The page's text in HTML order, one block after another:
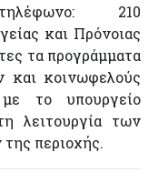
210
και Πρόνοιας
τα προγράμματα
και κοινωφελούς
το υπουργείο
λειτουργία των
περιοχής.